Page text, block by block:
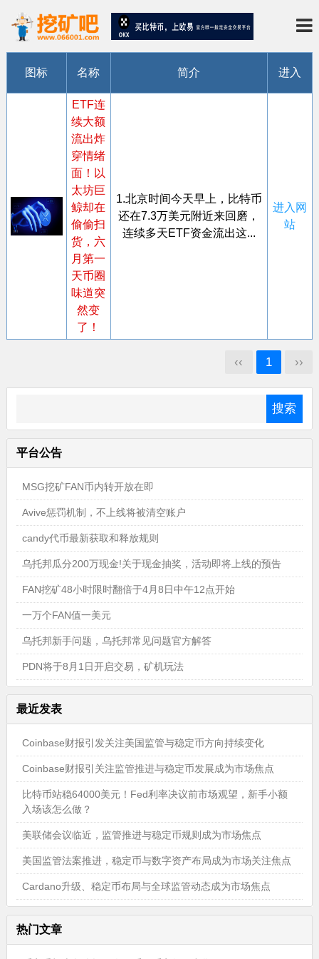
图标 名称 简介 进入
ETF连
续大额
流出炸
穿情绪
面！以
太坊巨
鲸却在
偷偷扫
货，六
月第一
天币圈
味道突
然变
了！
1.北京时间今天早上，比特币
还在7.3万美元附近来回磨，
连续多天ETF资金流出这...
进入网
站
‹‹ 1 ››
平台公告
MSG挖矿FAN币内转开放在即
Avive惩罚机制，不上线将被清空账户
candy代币最新获取和释放规则
乌托邦瓜分200万现金!关于现金抽奖，活动即将上线的预告
FAN挖矿48小时限时翻倍于4月8日中午12点开始
一万个FAN值一美元
乌托邦新手问题，乌托邦常见问题官方解答
PDN将于8月1日开启交易，矿机玩法
最近发表
Coinbase财报引发关注美国监管与稳定币方向持续变化
Coinbase财报引关注监管推进与稳定币发展成为市场焦点
比特币站稳64000美元！Fed利率决议前市场观望，新手小额
入场该怎么做？
美联储会议临近，监管推进与稳定币规则成为市场焦点
美国监管法案推进，稳定币与数字资产布局成为市场关注焦点
Cardano升级、稳定币布局与全球监管动态成为市场焦点
热门文章